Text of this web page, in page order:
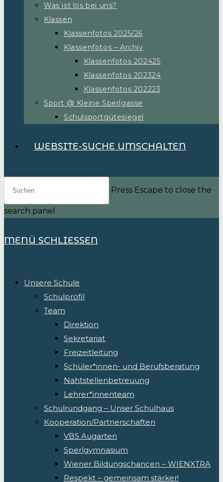
Was ist los bei uns?
Klassen
Klassenfotos 2025/26
Klassenfotos – Archiv
Klassenfotos 202425
Klassenfotos 202324
Klassenfotos 202223
Sport @ Kleine Sperlgasse
Schulsportgütesiegel
WEBSITE-SUCHE UMSCHALTEN
Press Escape to close the
search panel.
MENÜ SCHLIESSEN
Unsere Schule
Schulprofil
Team
Direktion
Sekretariat
Freizeitleitung
Schüler*innen- und Berufsberatung
Nahtstellenbetreuung
Lehrer*innenteam
Schulrundgang – Unser Schulhaus
Kooperation/Partnerschaften
VBS Augarten
Sperlgymnasium
Wiener Bildungschancen – WIENXTRA
Respekt – gemeinsam stärker!